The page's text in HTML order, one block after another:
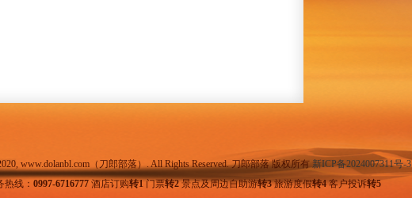
www.dolanbl.com（刀郎部落）. All Rights Reserved. 刀郎部落 版权所有新ICP备2024007311号-3
热线： 0997-6716777 酒店订购转1门票转2景点及周边自助游转3旅游度假转4客户投诉转5